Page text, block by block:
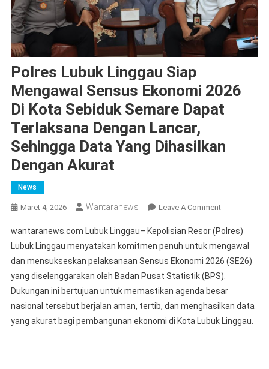
Polres Lubuk Linggau Siap
Mengawal Sensus Ekonomi 2026
Di Kota Sebiduk Semare Dapat
Terlaksana Dengan Lancar,
Sehingga Data Yang Dihasilkan
Dengan Akurat
News
Maret 4, 2026 Wantaranews Leave A CommentOn
Lubuk
Linggau
Siap
Mengawal
Sensus
Ekonomi
2026
wantaranews.com Lubuk Linggau– Kepolisian Resor (Polres)
Lubuk Linggau menyatakan komitmen penuh untuk mengawal
dan mensukseskan pelaksanaan Sensus Ekonomi 2026 (SE26)
yang diselenggarakan oleh Badan Pusat Statistik (BPS).
Dukungan ini bertujuan untuk memastikan agenda besar
nasional tersebut berjalan aman, tertib, dan menghasilkan data
yang akurat bagi pembangunan ekonomi di Kota Lubuk Linggau.